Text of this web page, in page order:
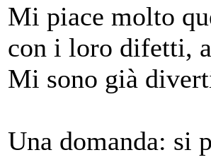
Mi piace molto
con i loro difetti,
Mi sono già
Una domanda: si